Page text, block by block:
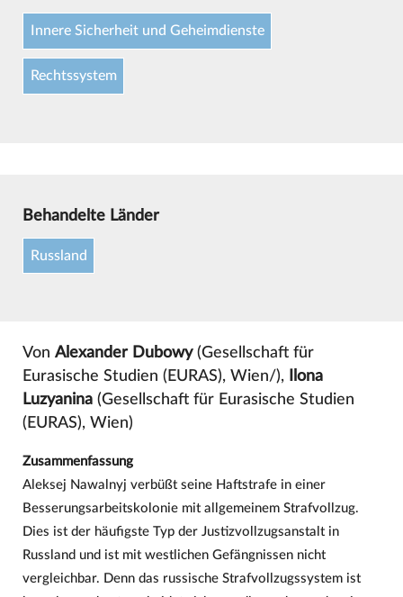
Innere Sicherheit und Geheimdienste
Rechtssystem
Behandelte Länder
Russland
Von Alexander Dubowy(Gesellschaft für
Eurasische Studien (EURAS), Wien/),
Ilona
Luzyanina(Gesellschaft für Eurasische Studien
(EURAS), Wien)
Zusammenfassung
Aleksej Nawalnyj verbüßt seine Haftstrafe in einer
Besserungsarbeitskolonie mit allgemeinem Strafvollzug.
Dies ist der häufigste Typ der Justizvollzugsanstalt in
Russland und ist mit westlichen Gefängnissen nicht
vergleichbar. Denn das russische Strafvollzugssystem ist